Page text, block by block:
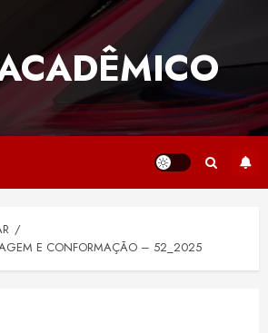
E CONFORMAÇÃO – 52_2025